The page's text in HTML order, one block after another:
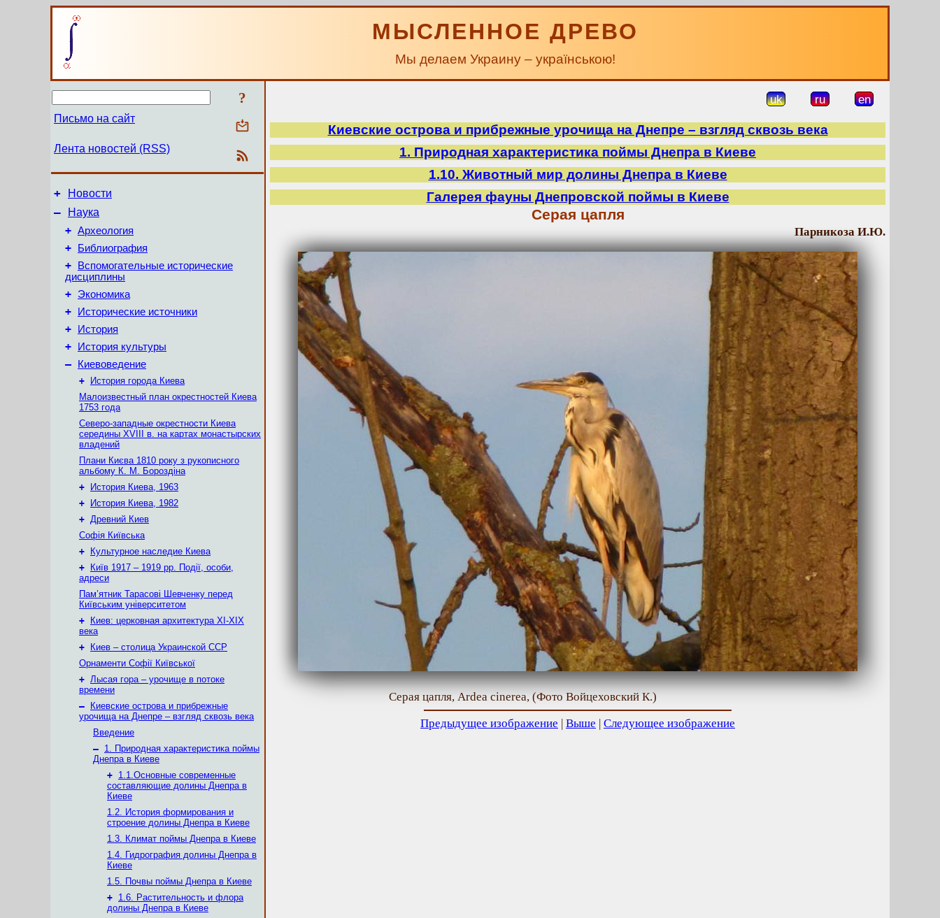
МЫСЛЕННОЕ ДРЕВО
Мы делаем Украину – українською!
?
Письмо на сайт
Лента новостей (RSS)
+ Новости
–
Наука
+ Археология
+ Библиография
+
Вспомогательные исторические
дисциплины
+ Экономика
+ Исторические источники
+ История
+ История культуры
– Киевоведение
+
История города Киева
Малоизвестный план окрестностей Киева
1753 года
Северо-западные окрестности Киева
середины XVIII в. на картах монастырских
владений
Плани Києва 1810 року з рукописного
альбому К. М. Бороздіна
+
История Киева, 1963
+
История Киева, 1982
+ Древний Киев
Софія Київська
+
Культурное наследие Киева
+
Київ 1917 – 1919 рр. Події, особи,
адреси
Пам’ятник Тарасові Шевченку перед
Київським університетом
+
Киев: церковная архитектура XI-XIX
века
+
Киев – столица Украинской ССР
Орнаменти Софії Київської
+ Лысая гора – урочище в потоке
времени
–
Киевские острова и прибрежные
урочища на Днепре – взгляд сквозь века
Введение
– 1. Природная характеристика поймы
Днепра в Киеве
+ 1.1.Основные современные
составляющие долины Днепра в
Киеве
1.2. История формирования и
строение долины Днепра в Киеве
1.3. Климат поймы Днепра в Киеве
1.4. Гидрография долины Днепра в
Киеве
1.5. Почвы поймы Днепра в Киеве
+ 1.6. Растительность и флора
долины Днепра в Киеве
uk ru en
Киевские острова и прибрежные урочища на Днепре – взгляд сквозь века
1. Природная характеристика поймы Днепра в Киеве
1.10. Животный мир долины Днепра в Киеве
Галерея фауны Днепровской поймы в Киеве
Серая цапля
Парникоза И.Ю.
Серая цапля, Ardea cinerea, (Фото Войцеховский К.)
Предыдущее изображение | Выше | Следующее изображение